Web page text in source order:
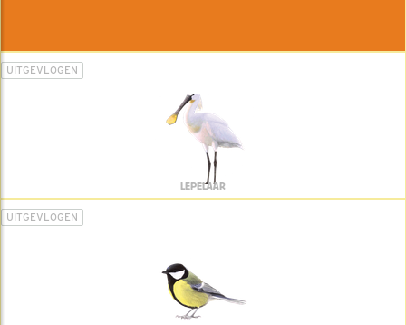
UITGEVLOGEN
LEPELAAR
UITGEVLOGEN